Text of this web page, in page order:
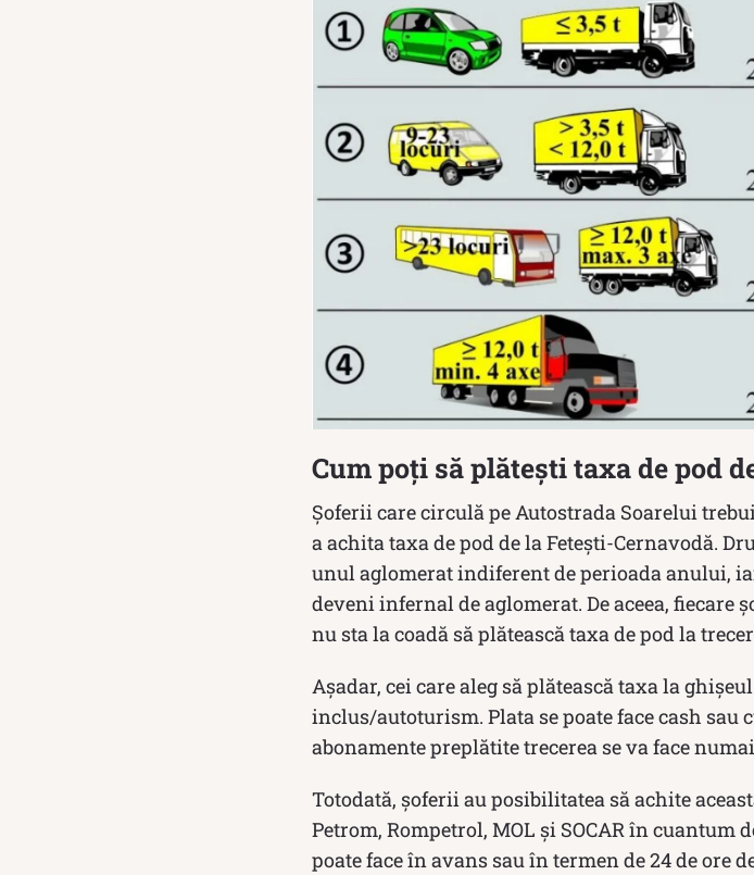
Cum poți să plătești taxa de pod
Șoferii care circulă pe Autostrada Soarelui
a achita taxa de pod de la Fetești-Cernavodă.
unul aglomerat indiferent de perioada anului,
deveni infernal de aglomerat. De aceea, fiecare
nu sta la coadă să plătească taxa de pod la
Așadar, cei care aleg să plătească taxa la
inclus/autoturism. Plata se poate face cash sau
abonamente preplătite trecerea se va face
Totodată, șoferii au posibilitatea să achite
Petrom, Rompetrol, MOL și SOCAR în cuantum
poate face în avans sau în termen de 24 de ore